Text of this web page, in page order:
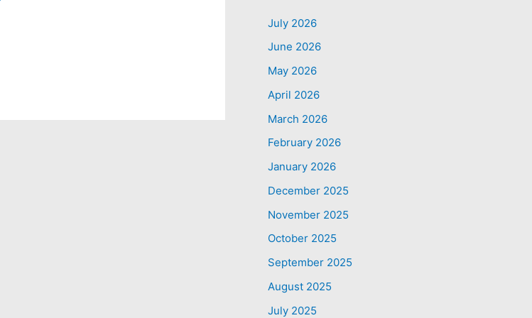
July 2026
June 2026
May 2026
April 2026
March 2026
February 2026
January 2026
December 2025
November 2025
October 2025
September 2025
August 2025
July 2025